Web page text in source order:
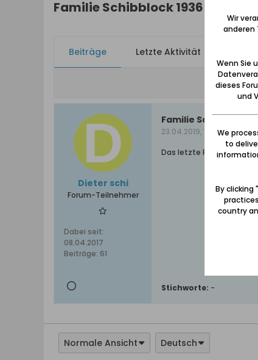
Familie Schibblock 1936 Hochzeit
Beiträge Letzte Aktivität
Dieter schi
Forum-Teilnehmer
Dabei seit:
08.04.2017
Beiträge: 61
Familie Schibblock
23.04.2019, 11:08
Das letzte Foto der
Stichworte: -
Normale Ansicht Deutsch
Wir
anderen
Wenn Sie
dieses
und
We
to
By clicking "
country